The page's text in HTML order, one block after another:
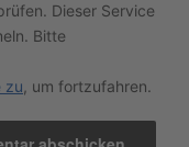
Dieser Service
Bitte
zu , um fortzufahren.